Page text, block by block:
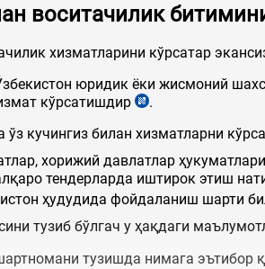
воситачилик
хизматларини кўрсатар
юридик ёки жисмоний
кўрсатишдир
.
ўз кучингиз билан хизматларни
хорижий давлатлар
тендерларда иштирок этиш
ҳудудида фойдаланиш шарти
тузиб бўлгач у ҳақдаги
тузишда нимага эътибор